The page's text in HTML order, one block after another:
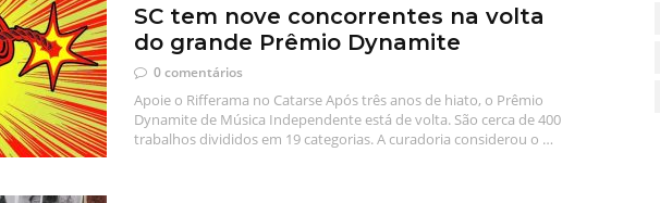
SC tem nove concorrentes na volta
do grande Prêmio Dynamite
0 comentários
Apoie o Rifferama no Catarse Após três anos de hiato, o Prêmio
Dynamite de Música Independente está de volta. São cerca de 400
trabalhos divididos em 19 categorias. A curadoria considerou o …